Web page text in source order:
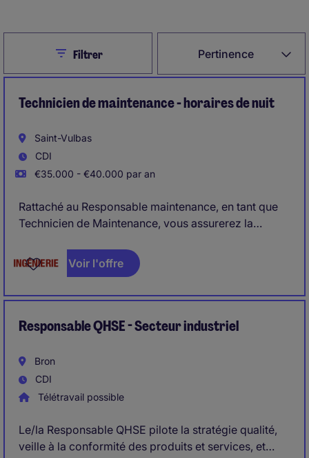
Pertinence
CloseFiltrer
Technicien de maintenance - horaires de nuit
Saint-Vulbas
CDI
€35.000 - €40.000 par an
Rattaché au Responsable maintenance, en tant que
Technicien de Maintenance, vous assurerez la
de productionVoir l'offre
Responsable QHSE - Secteur industriel
Bron
CDI
Télétravail possible
Le/la Responsable QHSE pilote la stratégie qualité,
veille à la conformité des produits et services, et